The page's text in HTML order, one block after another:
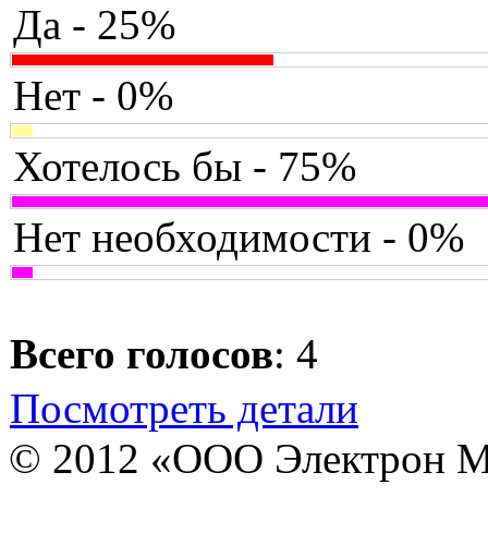
Да - 25%
Нет - 0%
Хотелось бы - 75%
Нет необходимости - 0%
Всего голосов: 4
Посмотреть детали
© 2012 «ООО Электрон